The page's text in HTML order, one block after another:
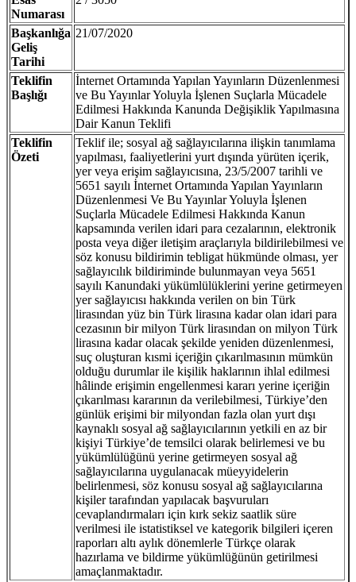
Numarası
Başkanlığa
Geliş
Tarihi
21/07/2020
Teklifin
Başlığı
İnternet Ortamında Yapılan Yayınların Düzenlenmesi
ve Bu Yayınlar Yoluyla İşlenen Suçlarla Mücadele
Edilmesi Hakkında Kanunda Değişiklik Yapılmasına
Dair Kanun Teklifi
Teklifin
Özeti
Teklif ile; sosyal ağ sağlayıcılarına ilişkin tanımlama
yapılması, faaliyetlerini yurt dışında yürüten içerik,
yer veya erişim sağlayıcısına, 23/5/2007 tarihli ve
5651 sayılı İnternet Ortamında Yapılan Yayınların
Düzenlenmesi Ve Bu Yayınlar Yoluyla İşlenen
Suçlarla Mücadele Edilmesi Hakkında Kanun
kapsamında verilen idari para cezalarının, elektronik
posta veya diğer iletişim araçlarıyla bildirilebilmesi ve
söz konusu bildirimin tebligat hükmünde olması, yer
sağlayıcılık bildiriminde bulunmayan veya 5651
sayılı Kanundaki yükümlülüklerini yerine getirmeyen
yer sağlayıcısı hakkında verilen on bin Türk
lirasından yüz bin Türk lirasına kadar olan idari para
cezasının bir milyon Türk lirasından on milyon Türk
lirasına kadar olacak şekilde yeniden düzenlenmesi,
suç oluşturan kısmi içeriğin çıkarılmasının mümkün
olduğu durumlar ile kişilik haklarının ihlal edilmesi
hâlinde erişimin engellenmesi kararı yerine içeriğin
çıkarılması kararının da verilebilmesi, Türkiye’den
günlük erişimi bir milyondan fazla olan yurt dışı
kaynaklı sosyal ağ sağlayıcılarının yetkili en az bir
kişiyi Türkiye’de temsilci olarak belirlemesi ve bu
yükümlülüğünü yerine getirmeyen sosyal ağ
sağlayıcılarına uygulanacak müeyyidelerin
belirlenmesi, söz konusu sosyal ağ sağlayıcılarına
kişiler tarafından yapılacak başvuruları
cevaplandırmaları için kırk sekiz saatlik süre
verilmesi ile istatistiksel ve kategorik bilgileri içeren
raporları altı aylık dönemlerle Türkçe olarak
hazırlama ve bildirme yükümlüğünün getirilmesi
amaçlanmaktadır.